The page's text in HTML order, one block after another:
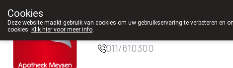
Apotheek Meysen
011/610300
Cookies
Deze website maakt gebruik van cookies om uw gebruikservaring te verbeteren en
cookies. Klik hier voor meer info.